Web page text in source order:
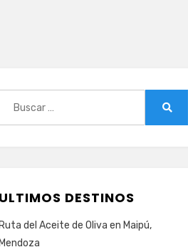
ULTIMOS DESTINOS
Ruta del Aceite de Oliva en Maipú,
Mendoza